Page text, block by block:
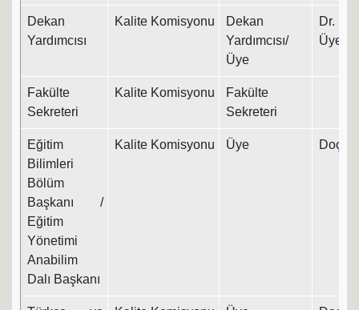
Dekan
Yardımcısı
Kalite Komisyonu
Dekan
Yardımcısı/
Üye
Dr.
Üyesi
Fakülte
Sekreteri
Kalite Komisyonu
Fakülte
Sekreteri
Eğitim
Bilimleri
Bölüm
Başkanı /
Eğitim
Yönetimi
Anabilim
Dalı Başkanı
Kalite Komisyonu Üye Doç.